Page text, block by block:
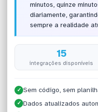
minutos, quinze
diariamente,
sempre a realidade
15
integrações disponíveis
✓ Sem código, sem
✓ Dados atualizados